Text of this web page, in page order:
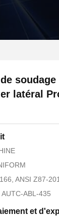
latéral
ANSI Z87-
ABL-435
et